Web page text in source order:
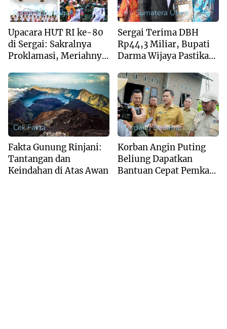
Serdang Bedagai
Upacara HUT RI ke-80
di Sergai: Sakralnya
Proklamasi, Meriahnya
--> Sumatera Utara
Sergai Terima DBH
Rp44,3 Miliar, Bupati
Darma Wijaya Pastikan
Sasaran
Cek Fakta
Fakta Gunung Rinjani:
Tantangan dan
Keindahan di Atas Awan
Serdang Bedagai
Korban Angin Puting
Beliung Dapatkan
Bantuan Cepat Pemkab